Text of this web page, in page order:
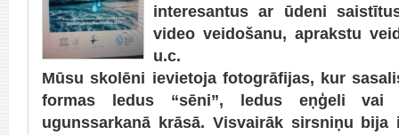
interesantus ar ūdeni
video veidošanu, aprakstu
u.c.
Mūsu skolēni ievietoja fotogrāfijas, kur
formas ledus “sēni”, ledus eņģeli vai
ugunssarkanā krāsā. Visvairāk sirsniņu bija